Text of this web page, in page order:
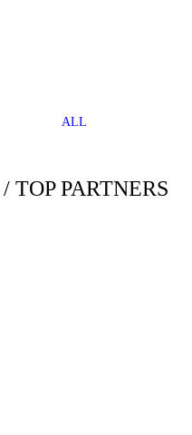
ALL
TOP PARTNERS